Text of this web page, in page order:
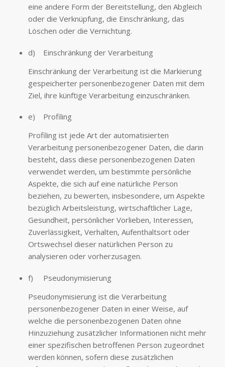
eine andere Form der Bereitstellung, den Abgleich
oder die Verknüpfung, die Einschränkung, das
Löschen oder die Vernichtung.
d) Einschränkung der Verarbeitung
Einschränkung der Verarbeitung ist die Markierung
gespeicherter personenbezogener Daten mit dem
Ziel, ihre künftige Verarbeitung einzuschränken.
e) Profiling
Profiling ist jede Art der automatisierten
Verarbeitung personenbezogener Daten, die darin
besteht, dass diese personenbezogenen Daten
verwendet werden, um bestimmte persönliche
Aspekte, die sich auf eine natürliche Person
beziehen, zu bewerten, insbesondere, um Aspekte
bezüglich Arbeitsleistung, wirtschaftlicher Lage,
Gesundheit, persönlicher Vorlieben, Interessen,
Zuverlässigkeit, Verhalten, Aufenthaltsort oder
Ortswechsel dieser natürlichen Person zu
analysieren oder vorherzusagen.
f) Pseudonymisierung
Pseudonymisierung ist die Verarbeitung
personenbezogener Daten in einer Weise, auf
welche die personenbezogenen Daten ohne
Hinzuziehung zusätzlicher Informationen nicht mehr
einer spezifischen betroffenen Person zugeordnet
werden können, sofern diese zusätzlichen